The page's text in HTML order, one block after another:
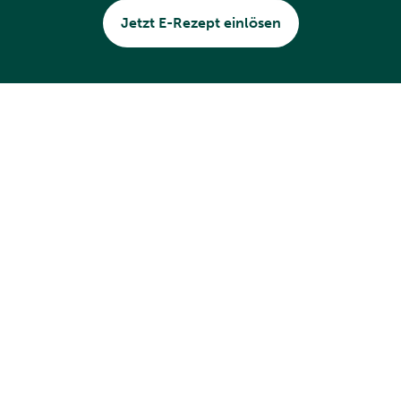
Jetzt E-Rezept einlösen